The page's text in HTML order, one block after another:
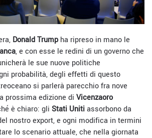
Donald Trumpha ripreso in mano le
, e con esse le redini di un governo che
le sue nuove politiche
probabilità, degli effetti di questo
si parlerà parecchio fra nove
prossima edizione di Vicenzaoro
è chiaro: gli Stati Unitiassorbono da
nostro export, e ogni modifica in termini
lo scenario attuale, che nella giornata